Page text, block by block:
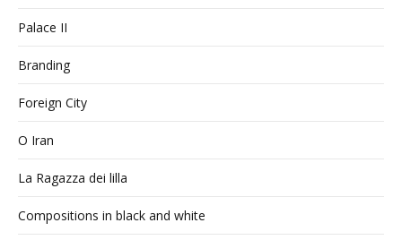
Palace II
Branding
Foreign City
O Iran
La Ragazza dei lilla
Compositions in black and white